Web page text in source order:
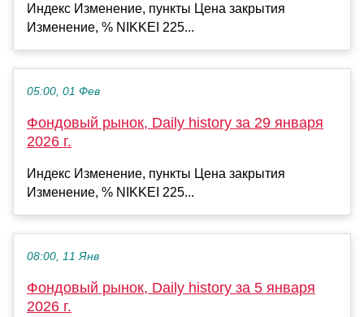
Индекс Изменение, пункты Цена закрытия
Изменение, % NIKKEI 225...
05:00, 01 Фев
Фондовый рынок, Daily history за 29 января
2026 г.
Индекс Изменение, пункты Цена закрытия
Изменение, % NIKKEI 225...
08:00, 11 Янв
Фондовый рынок, Daily history за 5 января
2026 г.